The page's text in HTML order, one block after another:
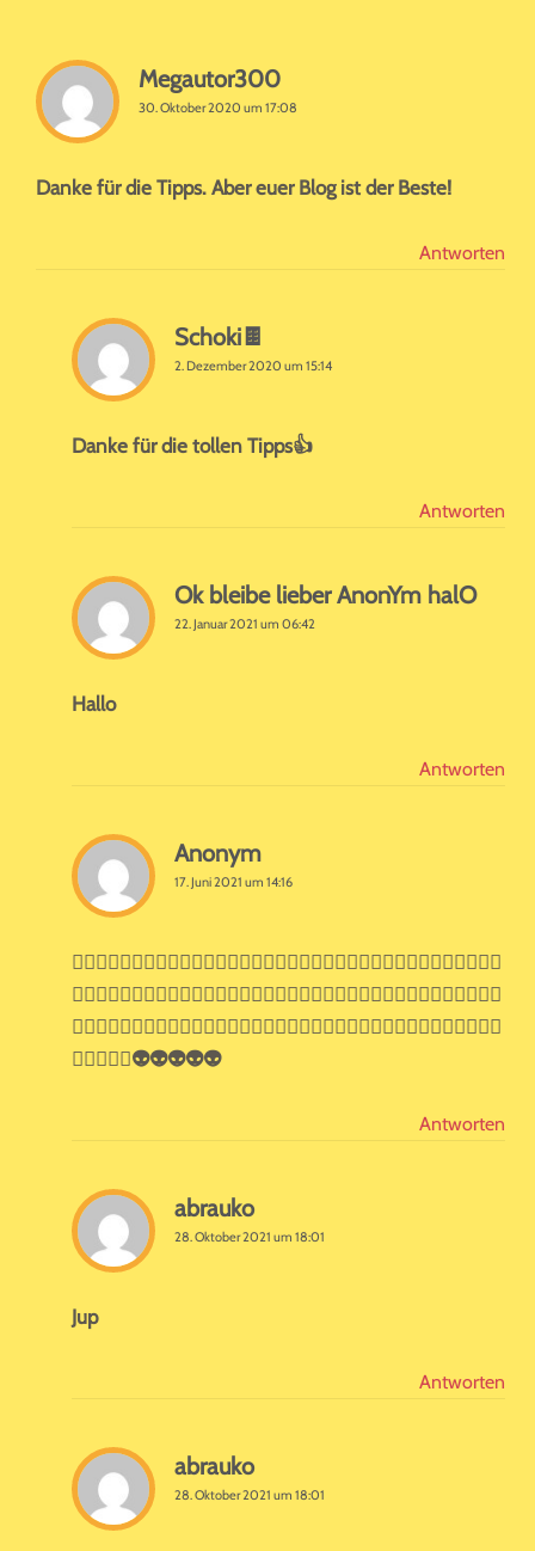
Megautor300
30. Oktober 2020 um 17:08
Danke für die Tipps. Aber euer Blog ist der Beste!
Antworten
Schoki🍫
2. Dezember 2020 um 15:14
Danke für die tollen Tipps👍
Antworten
Ok bleibe lieber AnonYm halO
22. Januar 2021 um 06:42
Hallo
Antworten
Anonym
17. Juni 2021 um 14:16
👍🏻👍🏻👍🏻👍🏻👍🏻👍🏻👍🏻👍🏻👍🏻👍🏻👍🏻👍🏻👍🏻👍🏻👍🏻👍🏻👍🏻👍🏻
👍🏻👍🏻👍🏻👍🏻👍🏻👍🏻👍🏻👍🏻👍🏻👍🏻👍🏻👍🏻👍🏻👍🏻👍🏻👍🏻👍🏻👍🏻
👍🏻👍🏻👍🏻👍🏻👍🏻👍🏻👍🏻😉😉😉😉😉😉😉😉😉😉😉😉😉😉😉😉😉😉😉😉😉😉
😉😉😉😉😌👽👽👽👽👽
Antworten
abrauko
28. Oktober 2021 um 18:01
Jup
Antworten
abrauko
28. Oktober 2021 um 18:01